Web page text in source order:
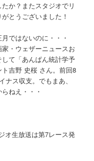
か？またスタジオでリ
とうございました！
ではないのに・・・
・ウェザーニュースお
て「あんぱん統計学予
吉野 史桜 さん。前回8
ス収支。でもまあ、
ねえ・・・
オ生放送は第7レース発